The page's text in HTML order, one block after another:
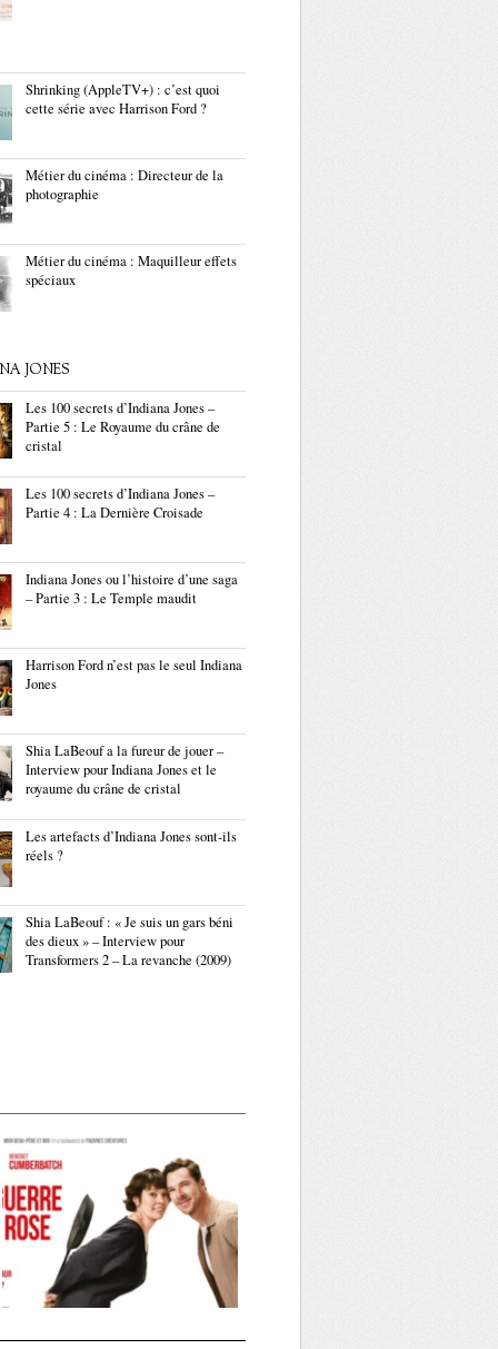
Shrinking (AppleTV+) : c’est quoi
cette série avec Harrison Ford ?
Métier du cinéma : Directeur de la
photographie
Métier du cinéma : Maquilleur effets
spéciaux
JONES
Les 100 secrets d’Indiana Jones –
Partie 5 : Le Royaume du crâne de
cristal
Les 100 secrets d’Indiana Jones –
Partie 4 : La Dernière Croisade
Indiana Jones ou l’histoire d’une saga
– Partie 3 : Le Temple maudit
Harrison Ford n’est pas le seul Indiana
Jones
Shia LaBeouf a la fureur de jouer –
Interview pour Indiana Jones et le
royaume du crâne de cristal
Les artefacts d’Indiana Jones sont-ils
réels ?
Shia LaBeouf : « Je suis un gars béni
des dieux » – Interview pour
Transformers 2 – La revanche (2009)